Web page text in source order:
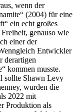
wenn der
(2004) für eine
ein echt großes
genauso wie
einer der
Entwickler
derartigen
kommen musste.
sollte Shawn Levy
wurden die
2022 mit
Produktion als